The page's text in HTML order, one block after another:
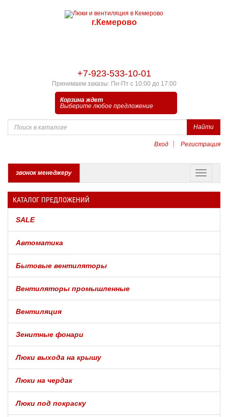
г.Кемерово
+7-923-533-10-01
Принимаем заказы: Пн-Пт с 10:00 до 17:00
Корзина ждет
Выберите любое предложение
Найти
Вход Регистрация
звонок менеджеру
КАТАЛОГ ПРЕДЛОЖЕНИЙ
SALE
Автоматика
Бытовые вентиляторы
Вентиляторы промышленные
Вентиляция
Зенитные фонари
Люки выхода на крышу
Люки на чердак
Люки под покраску